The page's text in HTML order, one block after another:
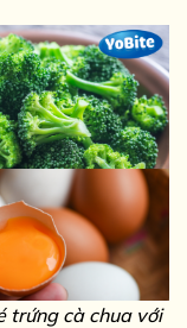
trứng cà chua với